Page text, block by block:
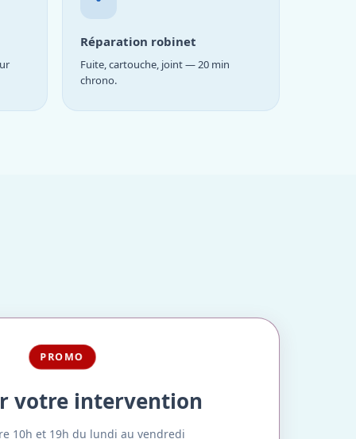
Réparation robinet
Fuite, cartouche, joint — 20 min
chrono.
PROMO
votre intervention
10h et 19h du lundi au vendredi